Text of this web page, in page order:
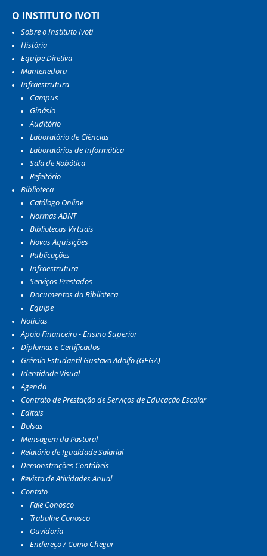
O INSTITUTO IVOTI
Sobre o Instituto Ivoti
História
Equipe Diretiva
Mantenedora
Infraestrutura
Campus
Ginásio
Auditório
Laboratório de Ciências
Laboratórios de Informática
Sala de Robótica
Refeitório
Biblioteca
Catálogo Online
Normas ABNT
Bibliotecas Virtuais
Novas Aquisições
Publicações
Infraestrutura
Serviços Prestados
Documentos da Biblioteca
Equipe
Notícias
Apoio Financeiro - Ensino Superior
Diplomas e Certificados
Grêmio Estudantil Gustavo Adolfo (GEGA)
Identidade Visual
Agenda
Contrato de Prestação de Serviços de Educação Escolar
Editais
Bolsas
Mensagem da Pastoral
Relatório de Igualdade Salarial
Demonstrações Contábeis
Revista de Atividades Anual
Contato
Fale Conosco
Trabalhe Conosco
Ouvidoria
Endereço / Como Chegar